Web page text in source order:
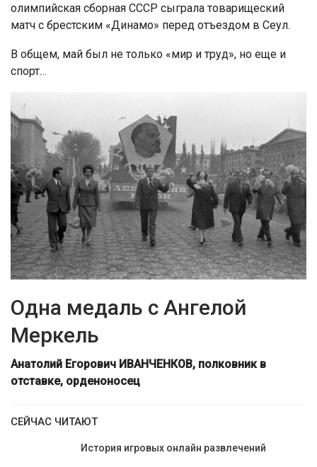
олимпийская сборная СССР сыграла товарищеский
матч с брестским «Динамо» перед отъездом в Сеул.
В общем, май был не только «мир и труд», но еще и
спорт…
Одна медаль с Ангелой
Меркель
Анатолий Егорович ИВАНЧЕНКОВ, полковник в
отставке, орденоносец
СЕЙЧАС ЧИТАЮТ
История игровых онлайн развлечений